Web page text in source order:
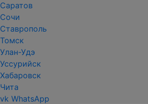
Саратов
Сочи
Ставрополь
Томск
Улан-Удэ
Уссурийск
Хабаровск
Чита
vk WhatsApp